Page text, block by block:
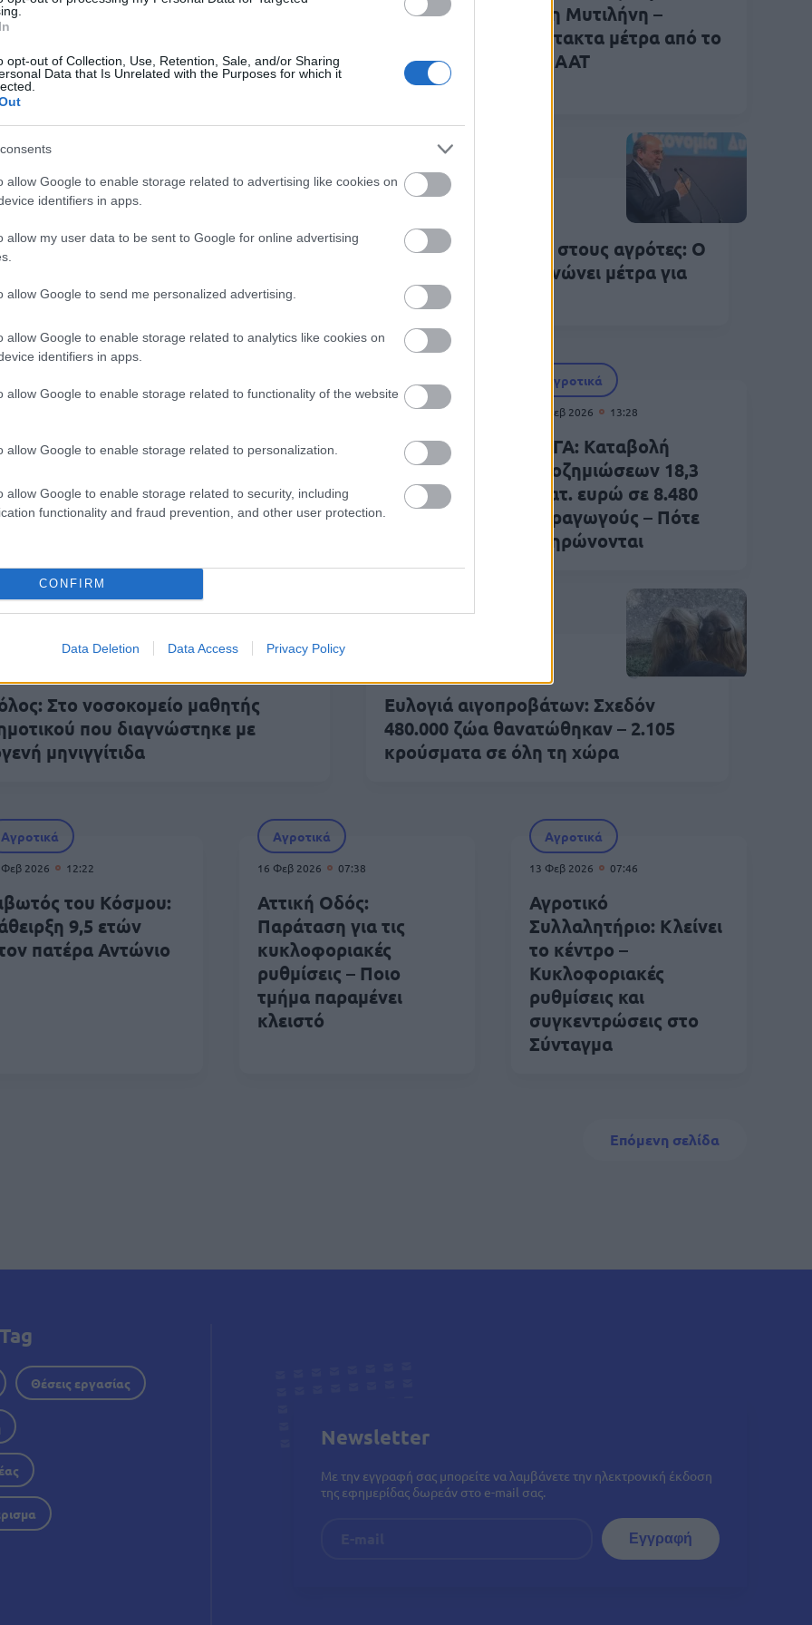
opt-out of Collection, Use, Retention, Sale, and/or Sharing
Data that Is Unrelated with the Purposes for which it
allow Google to enable storage related to advertising like cookies on
identifiers in apps.
allow my user data to be sent to Google for online advertising
allow Google to send me personalized advertising.
allow Google to enable storage related to analytics like cookies on
identifiers in apps.
allow Google to enable storage related to functionality of the website
allow Google to enable storage related to personalization.
allow Google to enable storage related to security, including
functionality and fraud prevention, and other user protection.
CONFIRM
Data Deletion Data Access Privacy Policy
Πάνω
2.100 κρούσματα –
μέτρα ενόψει
Κινητοποιήσεις για
αυξημένο κόστος
παραγωγής
στη Μυτιλήνη –
Έκτακτα μέτρα από το
ΥΠΑΑΤ
Αγροτικά
Μαρ 2026 10:03
Agri-Wallet: Έρχεται η νέα
διαφάνεια στις επιδοτήσεις
Αγροτικά
Στήριξη 1 δισ. ευρώ στους αγρότες: Ο
Χατζηδάκης ανακοινώνει μέτρα για
τη Θεσσαλία
2026
στις λαϊκές
το Υπουργείο
ΑΔΕΔΥ: 24ωρη απεργία
το Σάββατο για τα
Τέμπη - «Δεν ξεχνάμε,
δεν συγχωρούμε»
Αγροτικά
25 Φεβ 2026 13:28
ΕΛΓΑ: Καταβολή
αποζημιώσεων 18,3
εκατ. ευρώ σε 8.480
παραγωγούς – Πότε
πληρώνονται
Στο νοσοκομείο μαθητής
που διαγνώστηκε με
μηνιγγίτιδα
Ευλογιά αιγοπροβάτων: Σχεδόν
480.000 ζώα θανατώθηκαν – 2.105
κρούσματα σε όλη τη χώρα
Αγροτικά
2026 12:22
του Κόσμου:
9,5 ετών
πατέρα Αντώνιο
Αγροτικά
16 Φεβ 2026 07:38
Αττική Οδός:
Παράταση για τις
κυκλοφοριακές
ρυθμίσεις – Ποιο
τμήμα παραμένει
κλειστό
Αγροτικά
13 Φεβ 2026 07:46
Αγροτικό
Συλλαλητήριο: Κλείνει
το κέντρο –
Κυκλοφοριακές
ρυθμίσεις και
συγκεντρώσεις στο
Σύνταγμα
Next page
Επόμενη σελίδα
Θέσεις εργασίας
Newsletter
Με την εγγραφή σας μπορείτε να λαμβάνετε την ηλεκτρονική έκδοση
της εφημερίδας δωρεάν στο e-mail σας.